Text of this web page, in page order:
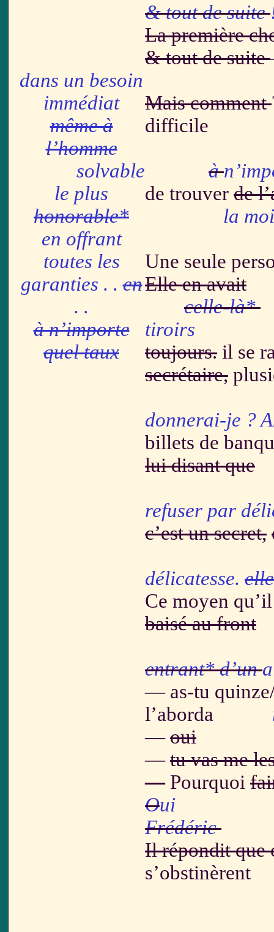
& tout de suite
La première
& tout de suite
dans un besoin
immédiat
même à
l’homme
solvable
le plus
honorable*
en offrant
toutes les
garanties . .en
. .
à n’importe
quel taux
Mais comment
difficile
à
de trouver de
la
Une seule
Elle en avait
celle-là*
tiroirs
toujours. il se
secrétaire,
donnerai-je ?
billets de
lui disant que
refuser par
c’est un secret,
délicatesse.
Ce moyen
baisé au front
entrant* d’un
— as-tu
l’aborda
—oui
—tu vas me
—Pourquoi
Oui
Frédéric
Il répondit que
s’obstinèrent